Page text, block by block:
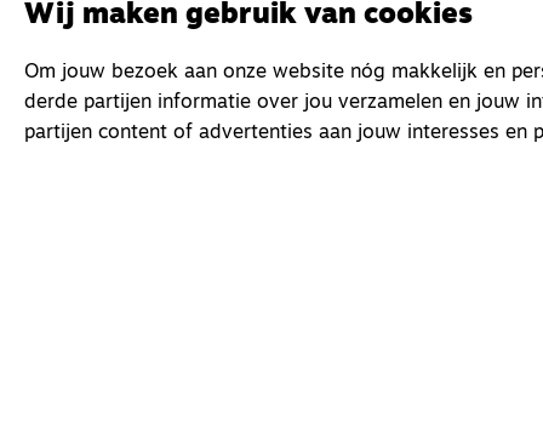
Wij maken gebruik van cookies
Om jouw bezoek aan onze website nóg makkelijk en
derde partijen informatie over jou verzamelen en jouw
partijen content of advertenties aan jouw interesses en